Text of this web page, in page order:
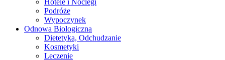
Hotele i Noclegi
Podróże
Wypoczynek
Odnowa Biologiczna
Dietetyka, Odchudzanie
Kosmetyki
Leczenie